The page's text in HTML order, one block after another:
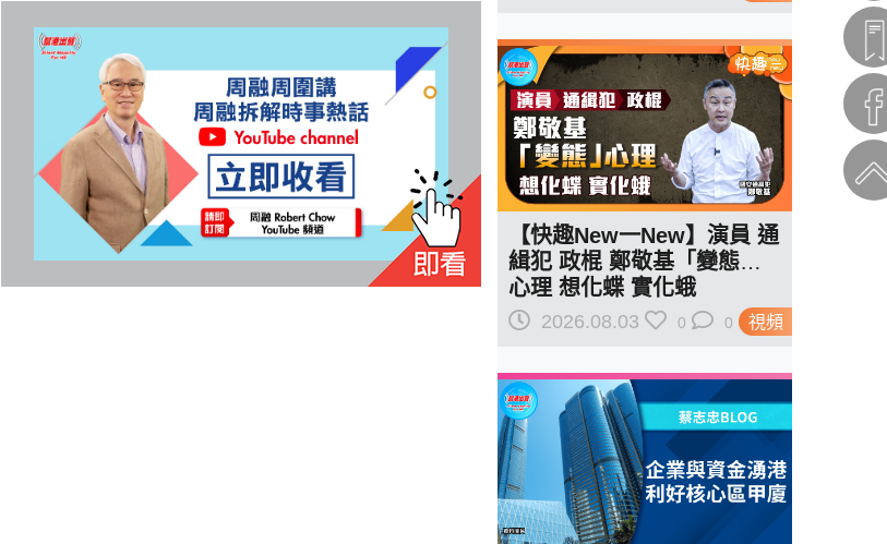
視頻
【快趣New一New】演員 通
緝犯 政棍 鄭敬基「變態」
心理 想化蝶 實化蛾
2026.08.03 0 0